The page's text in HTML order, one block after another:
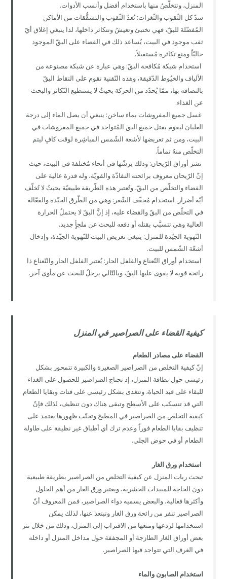
المنزل، وتتخلَّصُ منها باستخدام أفضل وأنسب الأدوات.
سدّ كل الثّقوب والثّغرات: تُعدّ الثّقوب والتشقُّقات من الأماكن
المُفضّلة للبقّ، فهي تختبئ وتعيشُ وتتكاثر داخلها، لذا ينبغي إغلاق أيّ
ثقب موجود في البيت، يُساعد ذلك في القضاء على البقّ الموجود
حاليّاً ومنع تكاثره مُستقبلاً.
استخدام شبكة مُكافحة البقّ: وهي عبارة عن شبكة مصنوعة من
الألياف والخيُوط الدّقيقة، وهذه التّقنية تقوم على التقاط البقّ
بالتصاقه بها، ممّا يُحدّد من الحركة بحيثُ لا يستطيع التّكاثر والبحث
عن الغذاء.
غسل جميع المفروشات بماء ساخن: ينبغي أن يصل الماء إلى درجة
الغليان ليقوم بقتل جميع البق المُتواجد في جميع المفروشات في
البيت، ومن ثم تعريضها لأشعة الشّمس المباشِرة لوقت كافٍ ليتم
التخلّص منهُ تماماً.
نشر أوراق الرّيحان: وذلك برشّها في أنحاء مُختلفة في البيت، حيث
إنّ الرّيحان معروف برائحته النفاذّة والقويّة، وله قدرة عالية على
القضاء والتخلّص من البقّ، وتُعتبر هذه الطّريقة طبيعيّة بحيثُ لا تُخلّف
أيّة أضرار. استخدام مُجفّف الشّعر: وهي من الطّرق الجيّدة والفعّالة
في التخلّص من البقّ والقضاء عليه، إذ إنَّ البقّ لا يحتملُ الحرارة
العالية وهي تتسبَّب بقتله أو دفعه للبحث عن ملجأٍ جديد.
التّهوية الجيّدة للمنزل: ينبغي تعريض البيت للتّهوية الجيّدة، وإدخال
أشعّة الشّمس للبيت.
استخدام أوراق النّعناع والفلفل الحار: يُعتبر الفلفل الحار والنّعناع ذا
رائحة قوية لا يقوى عليها البقّ، وبالتّالي يرحلُ للبحث عن مأوى آخر.
كيفية القضاء على الصراصير في المنزل
القضاء على مصادر الطعام
إنّ كيفية التخلص من الصراصير الصغيرة والكبيرة تتمحور بشكل
رئيسي حول نظافة المنزل، إذ تحتاج الصراصير للحصول على الغذاء
للبقاء على قيد الحياة، وتتغذى بشكل رئيسي على فتات وبقايا الطعام
التي قد تنسكب على الأسطح وتبقى هناك دون تنظيف، لذلك فإنّ
كيفية التخلص من الصراصير في المطبخ وتجنّب ظهورها يعتمد على
تنظيف بقايا الطعام فوراً وعدم ترك أي أطباق غير نظيفة على طاولة
الطعام أو في حوض الجلي.
استخدام ورق الغار
تبحث ربات المنزل عن كيفية التخلص من الصراصير بطريقة طبيعية
دون الحاجة للمبيدات الحشرية، ويعتبر ورق الغار من أهم الحلول
وأكثرها فعالية، والبعض يسميه دواء الصراصير، فمن المعروف أنّ
الصراصير تنفر من رائحة ورق الغار وتبتعد عنها، لذلك يمكن
استخدامها لردعها ومنعها من الاقتراب إلى المنزل، وذلك من خلال نثر
بعض أوراق الغار الطازجة أو المجففة حول مداخل المنزل أو داخله
في الغرف التي تتواجد فيها الصراصير.
استخدام الصابون والماء